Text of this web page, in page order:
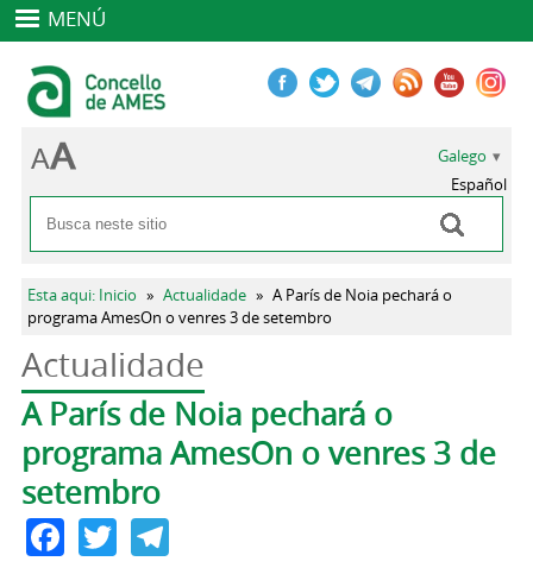
MENÚ
Formulario de busca
Buscar
Galego
Español
Vostede está aquí
Esta aqui: Inicio » Actualidade » A París de Noia pechará o
programa AmesOn o venres 3 de setembro
Actualidade
Pestanas principais
A París de Noia pechará o
programa AmesOn o venres 3 de
setembro
Facebook
TwitterTelegram